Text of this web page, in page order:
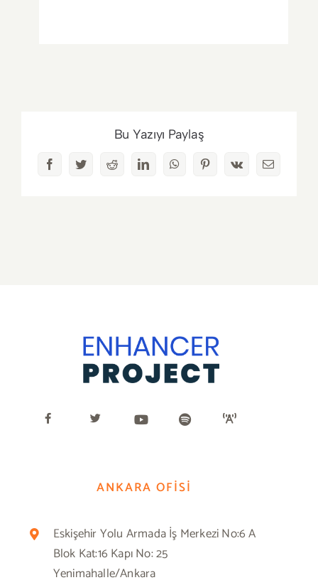
Bu Yazıyı Paylaş
FacebookTwitterRedditLinkedInWhatsAppPinterest
Vk
E-
ANKARA OFİSİ
Eskişehir Yolu Armada İş Merkezi No:6 A
Blok Kat:16 Kapı No: 25
Yenimahalle/Ankara